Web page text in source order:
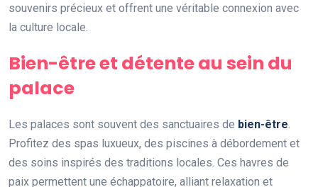
souvenirs précieux et offrent une véritable connexion avec
la culture locale.
Bien-être et détente au sein du
palace
Les palaces sont souvent des sanctuaires de bien-être
Profitez des spas luxueux, des piscines à débordement et
des soins inspirés des traditions locales. Ces havres de
paix permettent une échappatoire, alliant relaxation et